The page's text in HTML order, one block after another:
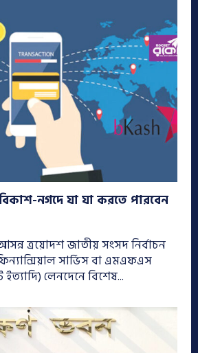
নগদে যা যা করতে পারবেন
ত্রয়োদশ জাতীয় সংসদ নির্বাচন
সার্ভিস বা এমএফএস
লেনদেনে বিশেষ...